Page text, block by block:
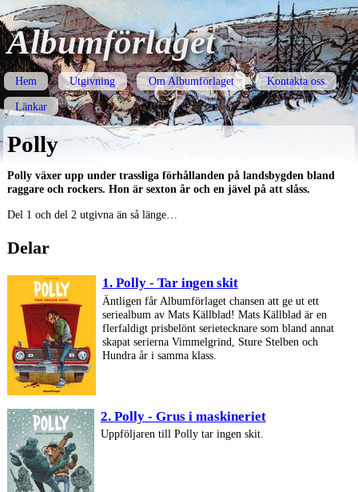
Albumförlaget
Hem Utgivning Om Albumförlaget
Kontakta oss
Länkar
Polly
Polly växer upp under trassliga förhållanden på landsbygden bland
raggare och rockers. Hon är sexton år och en jävel på att slåss.
Del 1 och del 2 utgivna än så länge…
Delar
1. Polly - Tar ingen skit
Äntligen får Albumförlaget chansen att ge ut ett
seriealbum av Mats Källblad! Mats Källblad är en
flerfaldigt prisbelönt serietecknare som bland annat
skapat serierna Vimmelgrind, Sture Stelben och
Hundra år i samma klass.
2. Polly - Grus i maskineriet
Uppföljaren till Polly tar ingen skit.